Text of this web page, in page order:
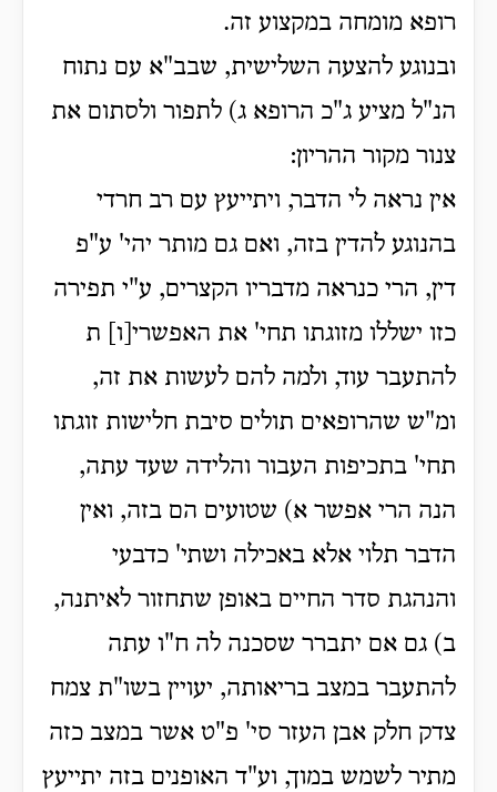
רופא מומחה במקצוע זה.
ובנוגע להצעה השלישית, שבב"א עם נתוח
הנ"ל מציע ג"כ הרופא ג) לתפור ולסתום את
צנור מקור ההריון:
אין נראה לי הדבר, ויתייעץ עם רב חרדי
בהנוגע להדין בזה, ואם גם מותר יהי' ע"פ
דין, הרי כנראה מדבריו הקצרים, ע"י תפירה
כזו ישללו מזוגתו תחי' את האפשרי[ו] ת
להתעבר עוד, ולמה להם לעשות את זה,
ומ"ש שהרופאים תולים סיבת חלישות זוגתו
תחי' בתכיפות העבור והלידה שעד עתה,
הנה הרי אפשר א) שטועים הם בזה, ואין
הדבר תלוי אלא באכילה ושתי' כדבעי
והנהגת סדר החיים באופן שתחזור לאיתנה,
ב) גם אם יתברר שסכנה לה ח"ו עתה
להתעבר במצב בריאותה, יעויין בשו"ת צמח
צדק חלק אבן העזר סי' פ"ט אשר במצב כזה
מתיר לשמש במוך, וע"ד האופנים בזה יתייעץ